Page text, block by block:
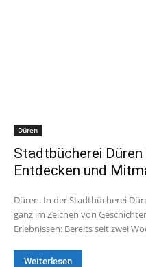
Düren
Stadtbücherei
Entdecken und
Düren. In der Stadtbücherei
ganz im Zeichen von
Erlebnissen: Bereits seit zwei
Weiterlesen